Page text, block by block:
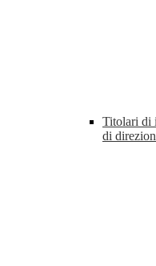
Titolari di
di